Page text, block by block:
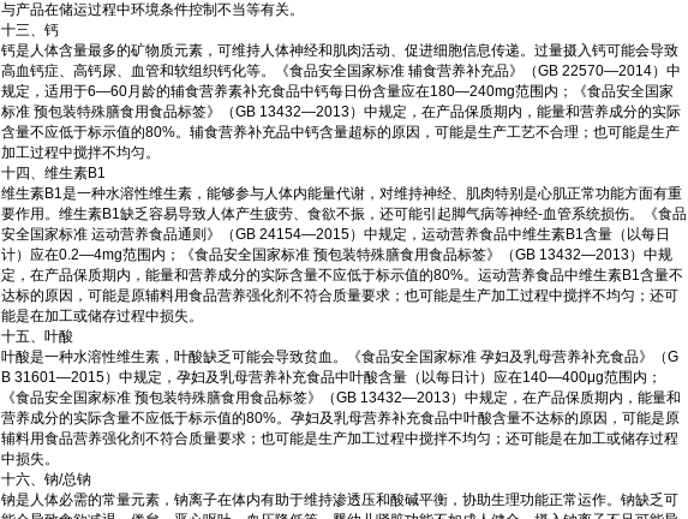
与产品在储运过程中环境条件控制不当等有关。
十三、钙
钙是人体含量最多的矿物质元素，可维持人体神经和肌肉活动、促进细胞信息传递。过量摄入钙可能会导致
高血钙症、高钙尿、血管和软组织钙化等。《食品安全国家标准 辅食营养补充品》（GB 22570—2014）中
规定，适用于6—60月龄的辅食营养素补充食品中钙每日份含量应在180—240mg范围内；《食品安全国家
标准 预包装特殊膳食用食品标签》（GB 13432—2013）中规定，在产品保质期内，能量和营养成分的实际
含量不应低于标示值的80%。辅食营养补充品中钙含量超标的原因，可能是生产工艺不合理；也可能是生产
加工过程中搅拌不均匀。
十四、维生素B1
维生素B1是一种水溶性维生素，能够参与人体内能量代谢，对维持神经、肌肉特别是心肌正常功能方面有重
要作用。维生素B1缺乏容易导致人体产生疲劳、食欲不振，还可能引起脚气病等神经-血管系统损伤。《食品
安全国家标准 运动营养食品通则》（GB 24154—2015）中规定，运动营养食品中维生素B1含量（以每日
计）应在0.2—4mg范围内；《食品安全国家标准 预包装特殊膳食用食品标签》（GB 13432—2013）中规
定，在产品保质期内，能量和营养成分的实际含量不应低于标示值的80%。运动营养食品中维生素B1含量不
达标的原因，可能是原辅料用食品营养强化剂不符合质量要求；也可能是生产加工过程中搅拌不均匀；还可
能是在加工或储存过程中损失。
十五、叶酸
叶酸是一种水溶性维生素，叶酸缺乏可能会导致贫血。《食品安全国家标准 孕妇及乳母营养补充食品》（G
B 31601—2015）中规定，孕妇及乳母营养补充食品中叶酸含量（以每日计）应在140—400μg范围内；
《食品安全国家标准 预包装特殊膳食用食品标签》（GB 13432—2013）中规定，在产品保质期内，能量和
营养成分的实际含量不应低于标示值的80%。孕妇及乳母营养补充食品中叶酸含量不达标的原因，可能是原
辅料用食品营养强化剂不符合质量要求；也可能是生产加工过程中搅拌不均匀；还可能是在加工或储存过程
中损失。
十六、钠/总钠
钠是人体必需的常量元素，钠离子在体内有助于维持渗透压和酸碱平衡，协助生理功能正常运作。钠缺乏可